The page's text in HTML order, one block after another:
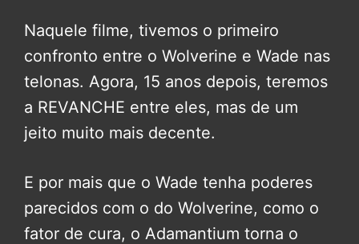
Naquele filme, tivemos o primeiro
confronto entre o Wolverine e Wade nas
telonas. Agora, 15 anos depois, teremos
a REVANCHE entre eles, mas de um
jeito muito mais decente.
E por mais que o Wade tenha poderes
parecidos com o do Wolverine, como o
fator de cura, o Adamantium torna o